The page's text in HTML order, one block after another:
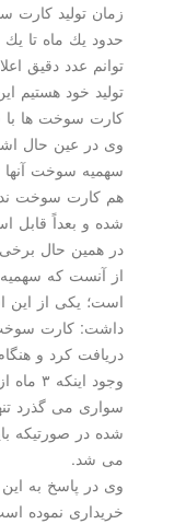
حدود یك ماه تا یك ماه و
توانم عدد دقیق اعلام
تولید خود هستیم این عدد
كارت سوخت ها با سرعت
وی در عین حال اشاره
سهمیه
هم كارت سوخت نداشته
شده و بعداً قابل استفاده
در همین حال برخی
از آنست كه سهمیه مذكور
است؛ یكی از این افراد در
داشت: كارت سوخت
دریافت كرد و هنگام
وی در پاسخ به این پرسش
خریداری نموده است؟،